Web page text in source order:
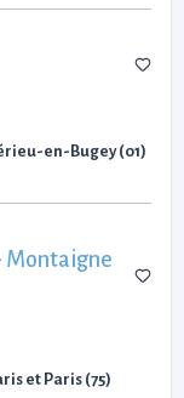
en-Bugey (01)
Montaigne
et Paris (75)